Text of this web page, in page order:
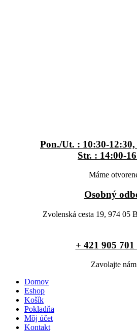
Pon./Ut. : 10:30-
Str. : 14:00-
Máme
Osobný
Zvolenská cesta 19, 974 05
+ 421 905 701
Zavolajte nám
Domov
Eshop
Košík
Pokladňa
Môj účet
Kontakt